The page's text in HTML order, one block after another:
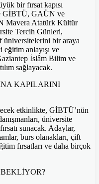
bir fırsat kapısı
GİBTÜ, GAÜN ve
Mavera Atatürk Kültür
Tercih Günleri,
üniversitelerini bir araya
anlayışı ve
İslâm Bilim ve
sağlayacak.
KAPILARINI
etkinlikte, GİBTÜ’nün
üniversite
sunacak. Adaylar,
burs olanakları, çift
fırsatları ve daha birçok